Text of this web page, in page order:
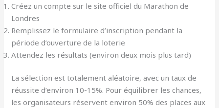
Créez un compte sur le site officiel du Marathon de
Londres
Remplissez le formulaire d’inscription pendant la
période d’ouverture de la loterie
Attendez les résultats (environ deux mois plus tard)
La sélection est totalement aléatoire, avec un taux de
réussite d’environ 10-15%. Pour équilibrer les chances,
les organisateurs réservent environ 50% des places aux